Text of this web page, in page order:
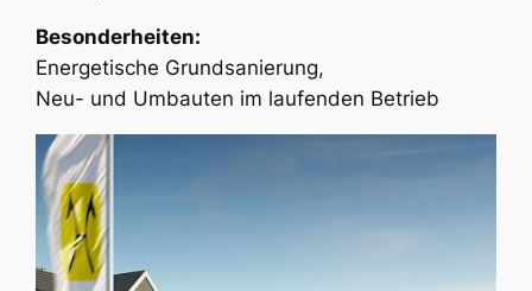
Besonderheiten:
Energetische Grundsanierung,
Neu- und Umbauten im laufenden Betrieb